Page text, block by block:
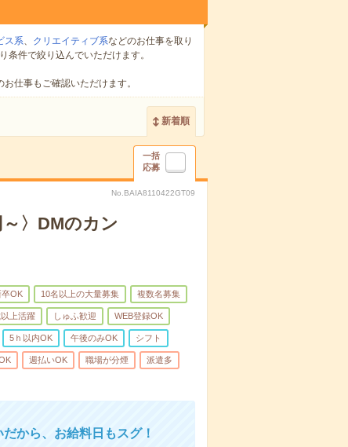
ス系、 クリエイティブ系などのお仕事を取り
条件で絞り込んでいただけます。
お仕事もご確認いただけます。
新着順
一括
応募
No.BAIA8110422GT09
〉DMのカン
卒OK 10名以上の大量募集 複数名募集
上活躍 しゅふ歓迎 WEB登録OK
5ｈ以内OK 午後のみOK シフト
週払いOK 職場が分煙 派遣多
から、お給料日もスグ！